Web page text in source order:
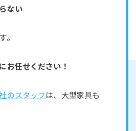
ない
。
お任せください！
のスタッフは、大型家具も